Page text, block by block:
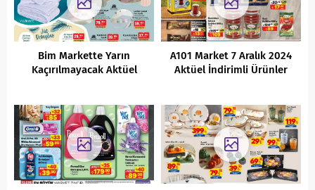
Bim Markette Yarın
Kaçırılmayacak Aktüel
A101 Market 7 Aralık 2024
Aktüel İndirimli Ürünler